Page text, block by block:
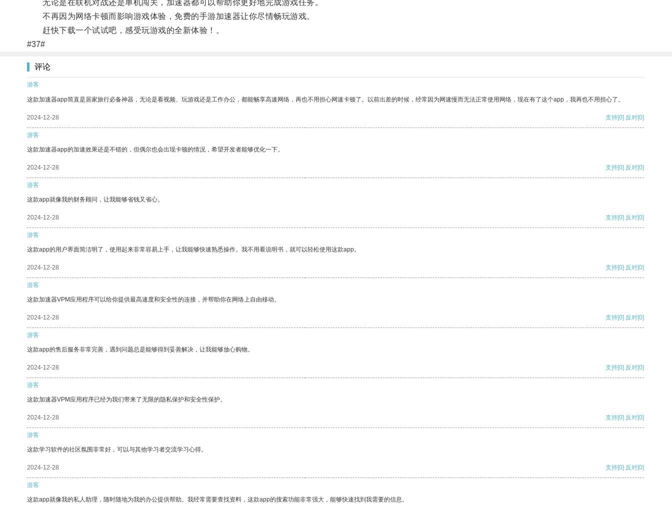
无论是在联机对战还是单机闯关，加速器都可以帮助你更好地完成游戏任务。
不再因为网络卡顿而影响游戏体验，免费的手游加速器让你尽情畅玩游戏。
赶快下载一个试试吧，感受玩游戏的全新体验！。
#37#
评论
游客
这款加速器app简直是居家旅行必备神器，无论是看视频、玩游戏还是工作办公，都能畅享高速网络，再也不用担心网速卡顿了。以前出差的时候，经常因为网速慢而无法正常使用网络，现在有了这个app，我再也不用担心了。
2024-12-28 支持[0] 反对[0]
游客
这款加速器app的加速效果还是不错的，但偶尔也会出现卡顿的情况，希望开发者能够优化一下。
2024-12-28 支持[0] 反对[0]
游客
这款app就像我的财务顾问，让我能够省钱又省心。
2024-12-28 支持[0] 反对[0]
游客
这款app的用户界面简洁明了，使用起来非常容易上手，让我能够快速熟悉操作。我不用看说明书，就可以轻松使用这款app。
2024-12-28 支持[0] 反对[0]
游客
这款加速器VPM应用程序可以给你提供最高速度和安全性的连接，并帮助你在网络上自由移动。
2024-12-28 支持[0] 反对[0]
游客
这款app的售后服务非常完善，遇到问题总是能够得到妥善解决，让我能够放心购物。
2024-12-28 支持[0] 反对[0]
游客
这款加速器VPM应用程序已经为我们带来了无限的隐私保护和安全性保护。
2024-12-28 支持[0] 反对[0]
游客
这款学习软件的社区氛围非常好，可以与其他学习者交流学习心得。
2024-12-28 支持[0] 反对[0]
游客
这款app就像我的私人助理，随时随地为我的办公提供帮助。我经常需要查找资料，这款app的搜索功能非常强大，能够快速找到我需要的信息。